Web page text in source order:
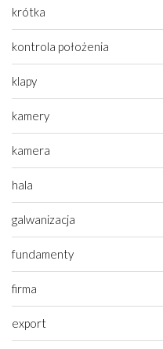
krótka
kontrola położenia
klapy
kamery
kamera
hala
galwanizacja
fundamenty
firma
export